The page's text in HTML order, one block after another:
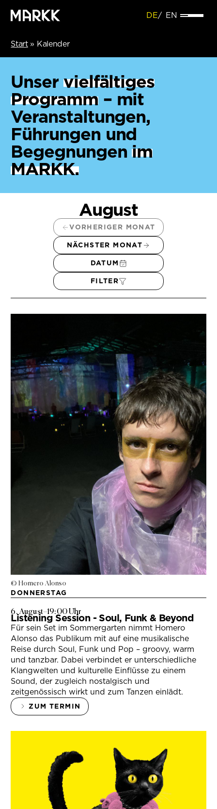
DE EN
Start» Kalender
Unser vielfältiges
Programm– mit
Veranstaltungen,
Führungen und
Begegnungenim
MARKK.
August
VORHERIGER MONAT
NÄCHSTER MONAT
DATUM
FILTER
© Homero Alonso
DONNERSTAG
6. August–19:00 Uhr
Listening Session - Soul, Funk & Beyond
Für sein Set im Sommergarten nimmt Homero
Alonso das Publikum mit auf eine musikalische
Reise durch Soul, Funk und Pop – groovy, warm
und tanzbar. Dabei verbindet er unterschiedliche
Klangwelten und kulturelle Einflüsse zu einem
Sound, der zugleich nostalgisch und
zeitgenössisch wirkt und zum Tanzen einlädt.
ZUM TERMIN